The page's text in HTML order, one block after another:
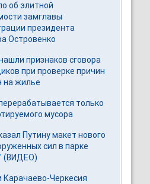
об элитной
замглавы
президента
Островенко
признаков сговора
при проверке причин
на жилье
только
мусора
Путину макет нового
сил в парке
(ВИДЕО)
Карачаево-Черкесия